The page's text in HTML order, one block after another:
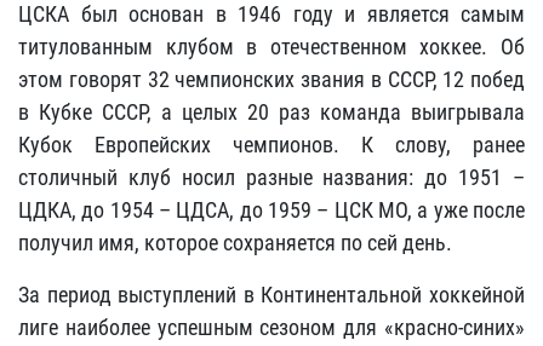
ЦСКА был основан в 1946 году и является самым
титулованным клубом в отечественном хоккее. Об
этом говорят 32 чемпионских звания в СССР, 12 побед
в Кубке СССР, а целых 20 раз команда выигрывала
Кубок Европейских чемпионов. К слову, ранее
столичный клуб носил разные названия: до 1951 –
ЦДКА, до 1954 – ЦДСА, до 1959 – ЦСК МО, а уже после
получил имя, которое сохраняется по сей день.
За период выступлений в Континентальной хоккейной
лиге наиболее успешным сезоном для «красно-синих»